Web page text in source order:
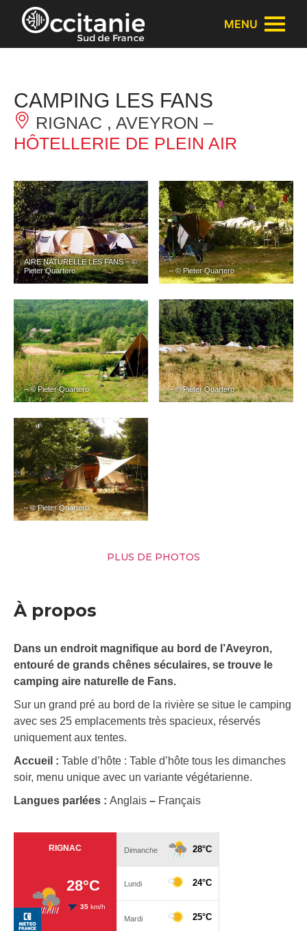
Panneau de gestion des cookies
MENU
CAMPING LES FANS
RIGNAC , AVEYRON –
HÔTELLERIE DE PLEIN AIR
AIRE NATURELLE LES FANS – ©
Pieter Quartero
– © Pieter Quartero
– © Pieter Quartero – © Pieter Quartero
– © Pieter Quartero
PLUS DE PHOTOS
À propos
Dans un endroit magnifique au bord de l’Aveyron,
entouré de grands chênes séculaires, se trouve le
camping aire naturelle de Fans.
Sur un grand pré au bord de la rivière se situe le camping
avec ses 25 emplacements très spacieux, réservés
uniquement aux tentes.
Accueil : Table d’hôte : Table d’hôte tous les dimanches
soir, menu unique avec un variante végétarienne.
Langues parlées : Anglais – Français